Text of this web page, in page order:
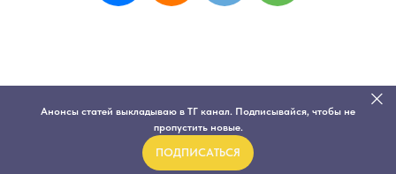
Анонсы статей выкладываю в ТГ канал. Подписывайся, чтобы не
пропустить новые.
ПОДПИСАТЬСЯ